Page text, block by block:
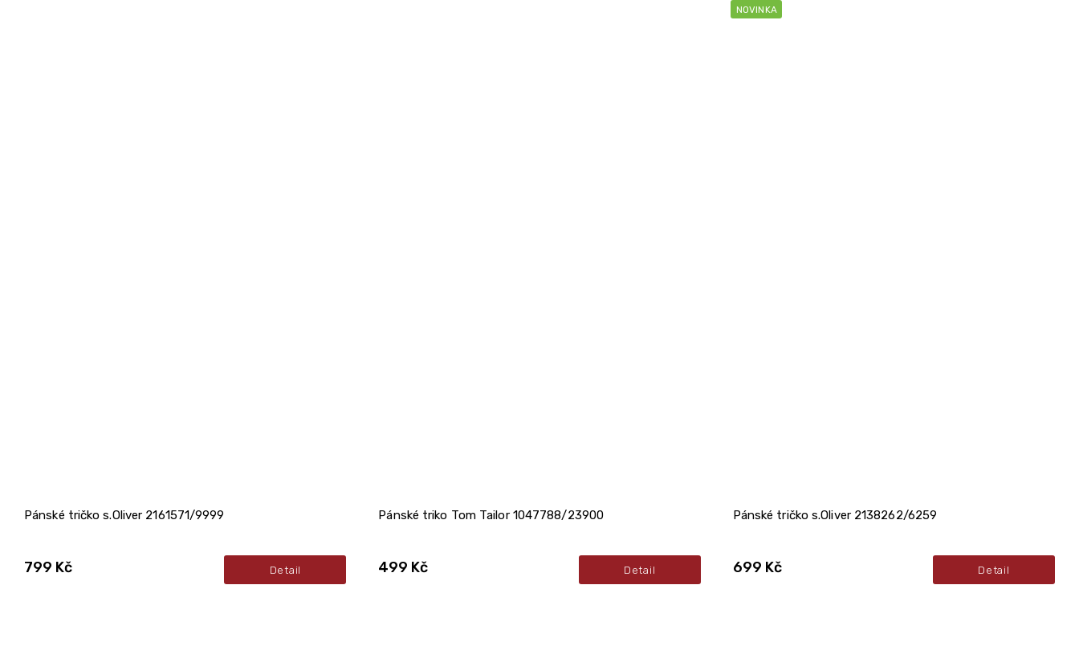
Pánské tričko s.Oliver 2161571/9999
799 Kč Detail
Pánské triko Tom Tailor 1047788/23900
499 Kč Detail
NOVINKA
Pánské tričko s.Oliver 2138262/6259
699 Kč Detail